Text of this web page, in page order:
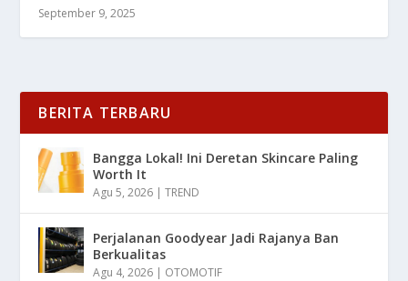
September 9, 2025
BERITA TERBARU
Bangga Lokal! Ini Deretan Skincare Paling
Worth It
Agu 5, 2026 |TREND
Perjalanan Goodyear Jadi Rajanya Ban
Berkualitas
Agu 4, 2026 | OTOMOTIF